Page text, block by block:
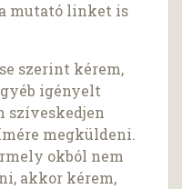
mutató linket is
szerint kérem,
igényelt
szíveskedjen
megküldeni.
okból nem
akkor kérem,